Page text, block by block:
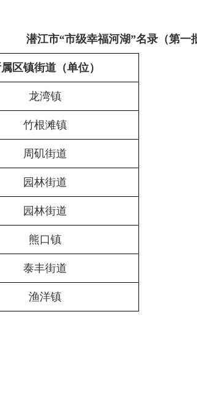
潜江市“市级幸福河湖”名录（第一
区镇街道（单位）
龙湾镇
竹根滩镇
周矶街道
园林街道
园林街道
熊口镇
泰丰街道
渔洋镇